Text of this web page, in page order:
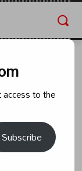
ప్రత్యేక
వచ్చిన
to the
Subscribe